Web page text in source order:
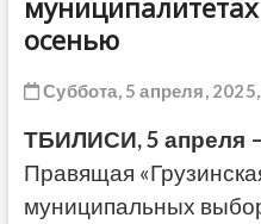
осенью
Суббота, 5 апреля,
ТБИЛИСИ, 5 апреля –
Правящая
муниципальных